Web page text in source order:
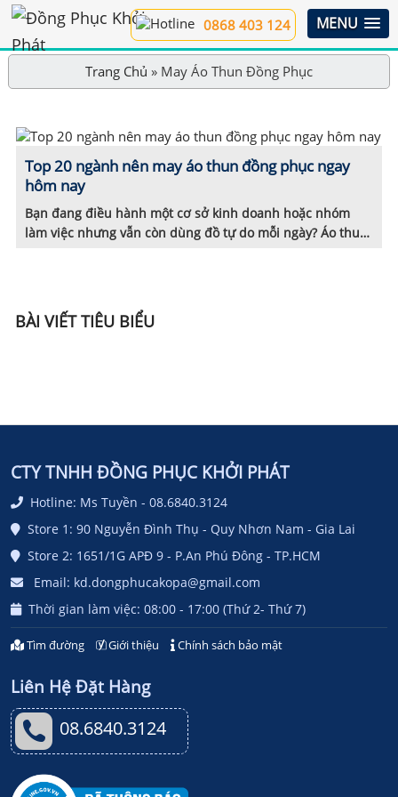
MENU
0868 403 124
Trang Chủ » May Áo Thun Đồng Phục
Top 20 ngành nên may áo thun đồng phục ngay
hôm nay
Bạn đang điều hành một cơ sở kinh doanh hoặc nhóm
làm việc nhưng vẫn còn dùng đồ tự do mỗi ngày? Áo thun
BÀI VIẾT TIÊU BIỂU
CTY TNHH ĐỒNG PHỤC KHỞI PHÁT
Hotline: Ms Tuyền - 08.6840.3124
Store 1: 90 Nguyễn Đình Thụ - Quy Nhơn Nam - Gia Lai
Store 2: 1651/1G APĐ 9 - P.An Phú Đông - TP.HCM
Email: kd.dongphucakopa@gmail.com
Thời gian làm việc: 08:00 - 17:00 (Thứ 2- Thứ 7)
Tìm đường Giới thiệu Chính sách bảo mật
Liên Hệ Đặt Hàng
08.6840.3124